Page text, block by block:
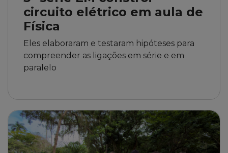
circuito elétrico em aula de
Física
Eles elaboraram e testaram hipóteses para
compreender as ligações em série e em
paralelo